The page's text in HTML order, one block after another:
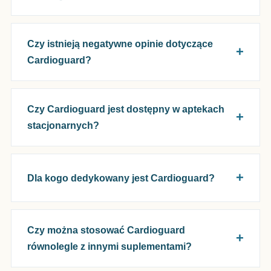
Czy istnieją negatywne opinie dotyczące
Cardioguard?
Czy Cardioguard jest dostępny w aptekach
stacjonarnych?
Dla kogo dedykowany jest Cardioguard?
Czy można stosować Cardioguard
równolegle z innymi suplementami?